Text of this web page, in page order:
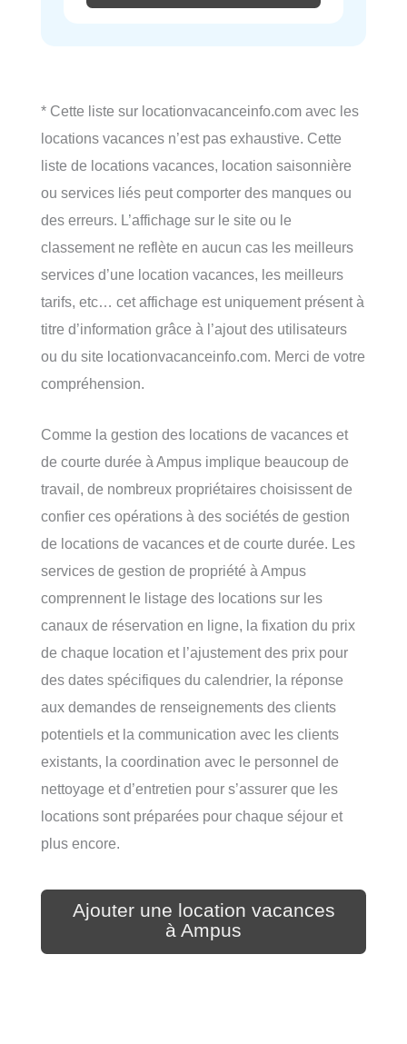
* Cette liste sur locationvacanceinfo.com avec les
locations vacances n’est pas exhaustive. Cette
liste de locations vacances, location saisonnière
ou services liés peut comporter des manques ou
des erreurs. L’affichage sur le site ou le
classement ne reflète en aucun cas les meilleurs
services d’une location vacances, les meilleurs
tarifs, etc… cet affichage est uniquement présent à
titre d’information grâce à l’ajout des utilisateurs
ou du site locationvacanceinfo.com. Merci de votre
compréhension.
Comme la gestion des locations de vacances et
de courte durée à Ampus implique beaucoup de
travail, de nombreux propriétaires choisissent de
confier ces opérations à des sociétés de gestion
de locations de vacances et de courte durée. Les
services de gestion de propriété à Ampus
comprennent le listage des locations sur les
canaux de réservation en ligne, la fixation du prix
de chaque location et l’ajustement des prix pour
des dates spécifiques du calendrier, la réponse
aux demandes de renseignements des clients
potentiels et la communication avec les clients
existants, la coordination avec le personnel de
nettoyage et d’entretien pour s’assurer que les
locations sont préparées pour chaque séjour et
plus encore.
Ajouter une location vacances
à Ampus